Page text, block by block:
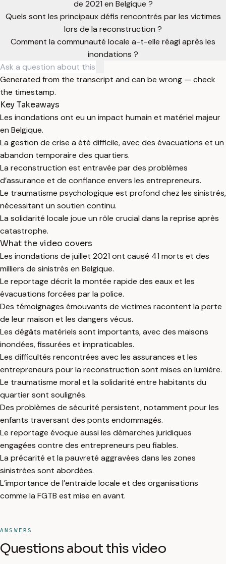
de 2021 en Belgique ?
Quels sont les principaux défis rencontrés par les victimes
lors de la reconstruction ?
Comment la communauté locale a-t-elle réagi après les
inondations ?
Generated from the transcript and can be wrong — check
the timestamp.
Key Takeaways
Les inondations ont eu un impact humain et matériel majeur
en Belgique.
La gestion de crise a été difficile, avec des évacuations et un
abandon temporaire des quartiers.
La reconstruction est entravée par des problèmes
d’assurance et de confiance envers les entrepreneurs.
Le traumatisme psychologique est profond chez les sinistrés,
nécessitant un soutien continu.
La solidarité locale joue un rôle crucial dans la reprise après
catastrophe.
What the video covers
Les inondations de juillet 2021 ont causé 41 morts et des
milliers de sinistrés en Belgique.
Le reportage décrit la montée rapide des eaux et les
évacuations forcées par la police.
Des témoignages émouvants de victimes racontent la perte
de leur maison et les dangers vécus.
Les dégâts matériels sont importants, avec des maisons
inondées, fissurées et impraticables.
Les difficultés rencontrées avec les assurances et les
entrepreneurs pour la reconstruction sont mises en lumière.
Le traumatisme moral et la solidarité entre habitants du
quartier sont soulignés.
Des problèmes de sécurité persistent, notamment pour les
enfants traversant des ponts endommagés.
Le reportage évoque aussi les démarches juridiques
engagées contre des entrepreneurs peu fiables.
La précarité et la pauvreté aggravées dans les zones
sinistrées sont abordées.
L’importance de l’entraide locale et des organisations
comme la FGTB est mise en avant.
ANSWERS
Questions about this video